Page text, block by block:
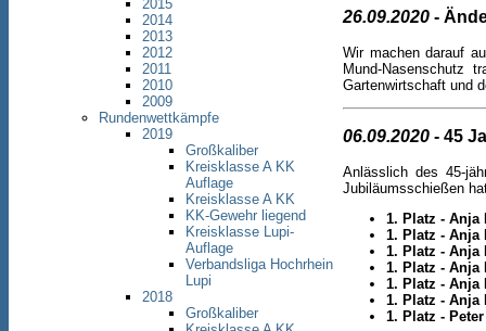
2015
2014
2013
2012
2011
2010
2009
Rundenwettkämpfe
2019
Großkaliber
Kreisklasse A KK
Auflage
Kreisklasse A KK
KK-Gewehr liegend
Kreisklasse Lupi-
Auflage
Verbandsliga Hochrhein
Lupi
2018
Großkaliber
26.09.2020 -
Wir machen darauf
Mund-
Gartenwirtschaft und
06.09.2020 - 45
Anlässlich des 45-
Jubiläumsschießen
1. Platz - Anja
1. Platz - Anja
1. Platz - Anja
1. Platz - Anja
1. Platz - Anja
1. Platz - Anja
1. Platz -